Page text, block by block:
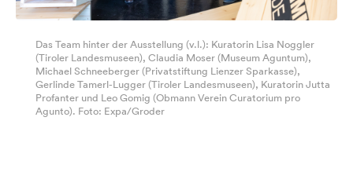
Das Team hinter der Ausstellung (v.l.): Kuratorin Lisa Noggler
(Tiroler Landesmuseen), Claudia Moser (Museum Aguntum),
Michael Schneeberger (Privatstiftung Lienzer Sparkasse),
Gerlinde Tamerl-Lugger (Tiroler Landesmuseen), Kuratorin Jutta
Profanter und Leo Gomig (Obmann Verein Curatorium pro
Agunto). Foto: Expa/Groder